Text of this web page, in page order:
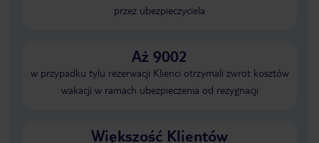
przez ubezpieczyciela
Aż 9002
w przypadku tylu rezerwacji Klienci otrzymali zwrot kosztów
wakacji w ramach ubezpieczenia od rezygnacji
Większość Klientów